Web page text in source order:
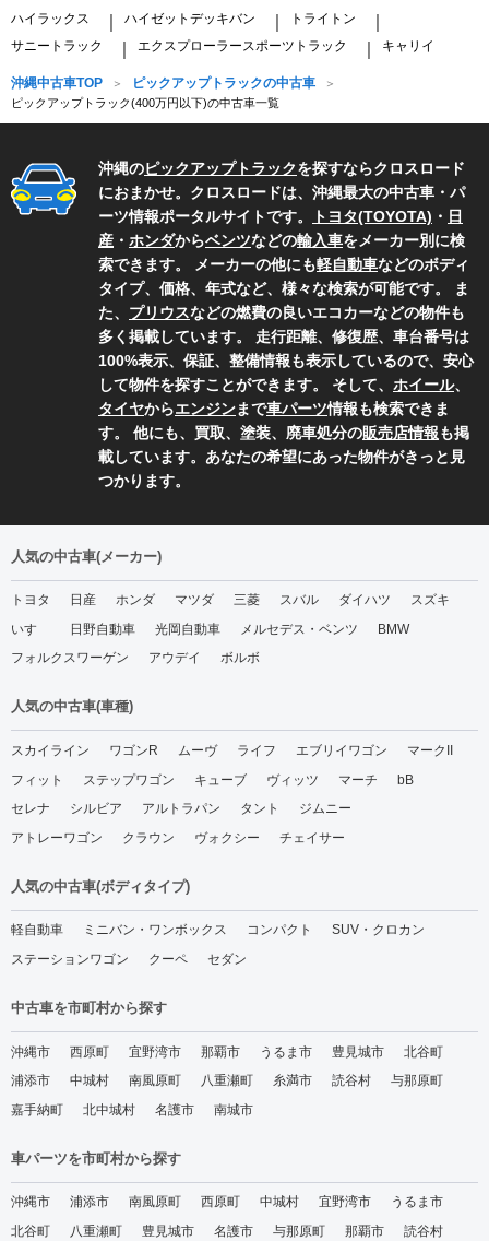
ハイラックス ハイゼットデッキバン トライトン
サニートラック エクスプローラースポーツトラック キャリイ
沖縄中古車TOP ピックアップトラックの中古車
ピックアップトラック(400万円以下)の中古車一覧
沖縄のピックアップトラックを探すならクロスロード
におまかせ。クロスロードは、沖縄最大の中古車・パ
ーツ情報ポータルサイトです。
トヨタ(TOYOTA) ・ 日
産 ・ ホンダからベンツなどの輸入車をメーカー別に検
索できます。 メーカーの他にも軽自動車などのボディ
タイプ、価格、年式など、様々な検索が可能です。 ま
た、 プリウスなどの燃費の良いエコカーなどの物件も
多く掲載しています。 走行距離、修復歴、車台番号は
100%表示、保証、整備情報も表示しているので、安心
して物件を探すことができます。 そして、 ホイール、
タイヤからエンジンまで車パーツ情報も検索できま
す。 他にも、買取、塗装、廃車処分の販売店情報も掲
載しています。あなたの希望にあった物件がきっと見
つかります。
人気の中古車(メーカー)
トヨタ 日産 ホンダ マツダ 三菱 スバル ダイハツ
スズキ
いすゞ
日野自動車 光岡自動車 メルセデス・ベンツ
BMW
フォルクスワーゲン
アウデイ ボルボ
人気の中古車(車種)
スカイライン ワゴンR ムーヴ ライフ エブリイワゴン
マークII
フィット
ステップワゴン キューブ ヴィッツ マーチ
bB
セレナ
シルビア アルトラパン タント
ジムニー
アトレーワゴン
クラウン ヴォクシー チェイサー
人気の中古車(ボディタイプ)
軽自動車 ミニバン・ワンボックス コンパクト
SUV・クロカン
ステーションワゴン
クーペ セダン
中古車を市町村から探す
沖縄市 西原町 宜野湾市 那覇市 うるま市 豊見城市
北谷町
浦添市
中城村 南風原町 八重瀬町 糸満市 読谷村
与那原町
嘉手納町
北中城村 名護市 南城市
車パーツを市町村から探す
沖縄市 浦添市 南風原町 西原町 中城村 宜野湾市
うるま市
北谷町
八重瀬町 豊見城市 名護市 与那原町 那覇市
読谷村